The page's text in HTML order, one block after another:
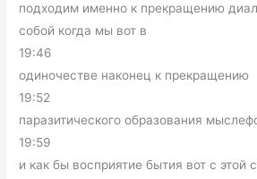
подходим именно к прекращению
собой когда мы вот в
19:46
одиночестве наконец к прекращению
19:52
паразитического образования
19:59
и как бы восприятие бытия вот с этой